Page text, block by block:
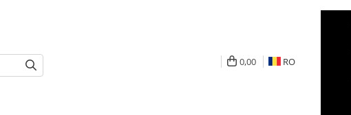
0,00 RO